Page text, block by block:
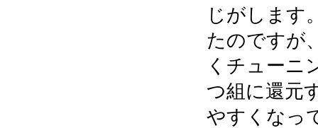
じがします
たのですが
くチューニ
つ組に還元
やすくなっ